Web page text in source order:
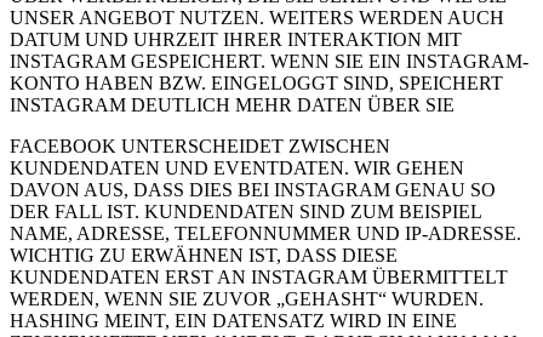
UNSER ANGEBOT NUTZEN. WEITERS WERDEN AUCH
DATUM UND UHRZEIT IHRER INTERAKTION MIT
INSTAGRAM GESPEICHERT. WENN SIE EIN INSTAGRAM-
KONTO HABEN BZW. EINGELOGGT SIND, SPEICHERT
INSTAGRAM DEUTLICH MEHR DATEN ÜBER SIE
FACEBOOK UNTERSCHEIDET ZWISCHEN
KUNDENDATEN UND EVENTDATEN. WIR GEHEN
DAVON AUS, DASS DIES BEI INSTAGRAM GENAU SO
DER FALL IST. KUNDENDATEN SIND ZUM BEISPIEL
NAME, ADRESSE, TELEFONNUMMER UND IP-ADRESSE.
WICHTIG ZU ERWÄHNEN IST, DASS DIESE
KUNDENDATEN ERST AN INSTAGRAM ÜBERMITTELT
WERDEN, WENN SIE ZUVOR „GEHASHT“ WURDEN.
HASHING MEINT, EIN DATENSATZ WIRD IN EINE